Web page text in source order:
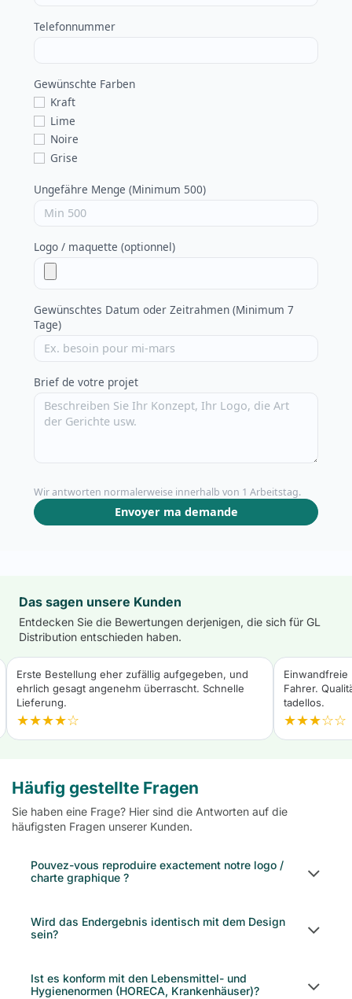
Telefonnummer
Gewünschte Farben
Kraft
Lime
Noire
Grise
Ungefähre Menge (Minimum 500)
Logo / maquette (optionnel)
Gewünschtes Datum oder Zeitrahmen (Minimum 7
Tage)
Brief de votre projet
Wir antworten normalerweise innerhalb von 1 Arbeitstag.
Envoyer ma demande
Das sagen unsere Kunden
Entdecken Sie die Bewertungen derjenigen, die sich für GL
Distribution entschieden haben.
Erste Bestellung eher zufällig aufgegeben, und
ehrlich gesagt angenehm überrascht. Schnelle
Lieferung.
★★★★☆
Fahrer.
tadellos.
★★★☆☆
Häufig gestellte Fragen
Sie haben eine Frage? Hier sind die Antworten auf die
häufigsten Fragen unserer Kunden.
Pouvez-vous reproduire exactement notre logo /
charte graphique ?
Wird das Endergebnis identisch mit dem Design
sein?
Ist es konform mit den Lebensmittel- und
Hygienenormen (HORECA, Krankenhäuser)?